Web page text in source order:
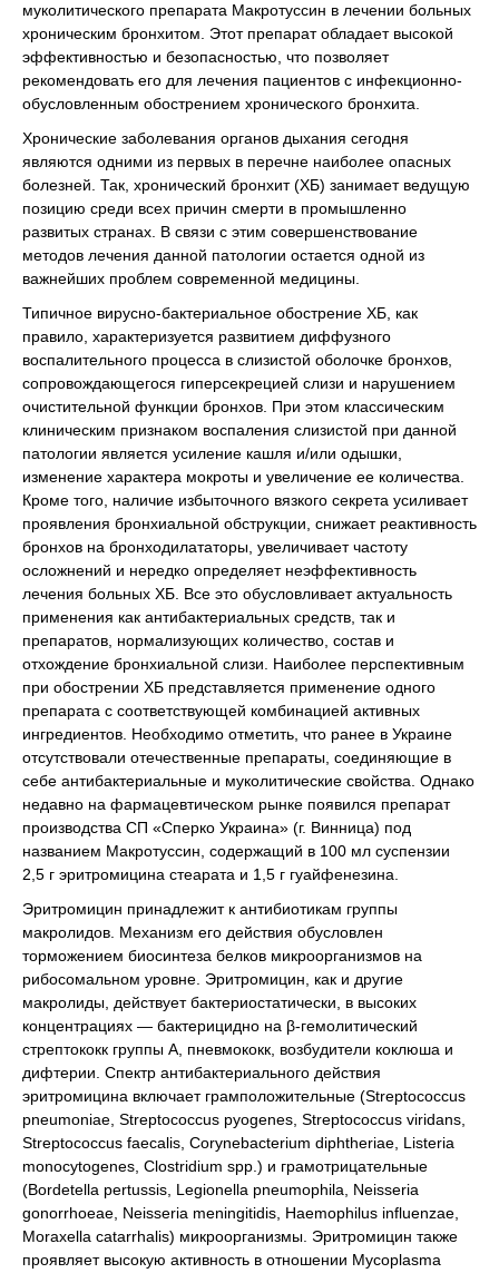
муколитического препарата Макротуссин в лечении больных
хроническим бронхитом. Этот препарат обладает высокой
эффективностью и безопасностью, что позволяет
рекомендовать его для лечения пациентов с инфекционно-
обусловленным обострением хронического бронхита.
Хронические заболевания органов дыхания сегодня
являются одними из первых в перечне наиболее опасных
болезней. Так, хронический бронхит (ХБ) занимает ведущую
позицию среди всех причин смерти в промышленно
развитых странах. В связи с этим совершенствование
методов лечения данной патологии остается одной из
важнейших проблем современной медицины.
Типичное вирусно-бактериальное обострение ХБ, как
правило, характеризуется развитием диффузного
воспалительного процесса в слизистой оболочке бронхов,
сопровождающегося гиперсекрецией слизи и нарушением
очистительной функции бронхов. При этом классическим
клиническим признаком воспаления слизистой при данной
патологии является усиление кашля и/или одышки,
изменение характера мокроты и увеличение ее количества.
Кроме того, наличие избыточного вязкого секрета усиливает
проявления бронхиальной обструкции, снижает реактивность
бронхов на бронходилататоры, увеличивает частоту
осложнений и нередко определяет неэффективность
лечения больных ХБ. Все это обусловливает актуальность
применения как антибактериальных средств, так и
препаратов, нормализующих количество, состав и
отхождение бронхиальной слизи. Наиболее перспективным
при обострении ХБ представляется применение одного
препарата с соответствующей комбинацией активных
ингредиентов. Необходимо отметить, что ранее в Украине
отсутствовали отечественные препараты, соединяющие в
себе антибактериальные и муколитические свойства. Однако
недавно на фармацевтическом рынке появился препарат
производства СП «Сперко Украина» (г. Винница) под
названием Макротуссин, содержащий в 100 мл суспензии
2,5 г эритромицина стеарата и 1,5 г гуайфенезина.
Эритромицин принадлежит к антибиотикам группы
макролидов. Механизм его действия обусловлен
торможением биосинтеза белков микроорганизмов на
рибосомальном уровне. Эритромицин, как и другие
макролиды, действует бактериостатически, в высоких
концентрациях — бактерицидно на β-гемолитический
стрептококк группы А, пневмококк, возбудители коклюша и
дифтерии. Спектр антибактериального действия
эритромицина включает грамположительные (Streptococcus
pneumoniae, Streptococcus pyogenes, Streptococcus viridans,
Streptococcus faecalis, Corynebacterium diphtheriae, Listeria
monocytogenes, Clostridium spp.) и грамотрицательные
(Bordetella pertussis, Legionella pneumophila, Neisseria
gonorrhoeae, Neisseria menіngitidis, Haemophilus influenzae,
Moraхella catarrhalis) микроорганизмы. Эритромицин также
проявляет высокую активность в отношении Mycoplasma